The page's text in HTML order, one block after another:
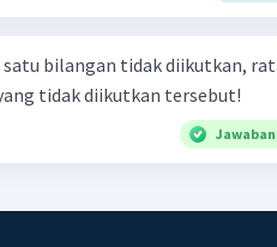
bilangan tidak diikutkan,
tidak diikutkan tersebut!